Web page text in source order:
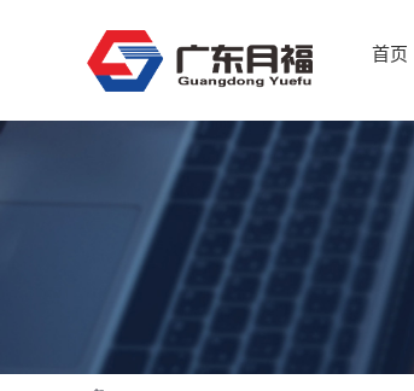
首页